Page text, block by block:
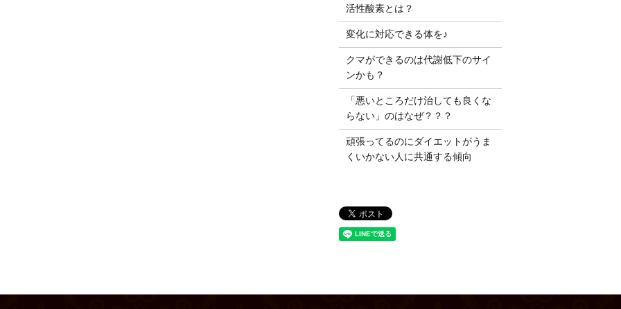
活性酸素とは？
変化に対応できる体を♪
クマができるのは代謝低下のサイ
ンかも？
「悪いところだけ治しても良くな
らない」のはなぜ？？？
頑張ってるのにダイエットがうま
くいかない人に共通する傾向